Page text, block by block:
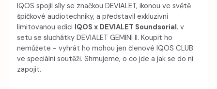
IQOS spojil síly se značkou DEVIALET, ikonou ve světě
špičkové audiotechniky, a představil exkluzivní
limitovanou edici IQOS x DEVIALET Soundsorial. v
setu se sluchátky DEVIALET GEMINI II. Koupit ho
nemůžete - vyhrát ho mohou jen členové IQOS CLUB
ve speciální soutěži. Shrnujeme, o co jde a jak se do ní
zapojit.